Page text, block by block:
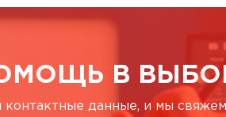
В
контактные данные, и мы